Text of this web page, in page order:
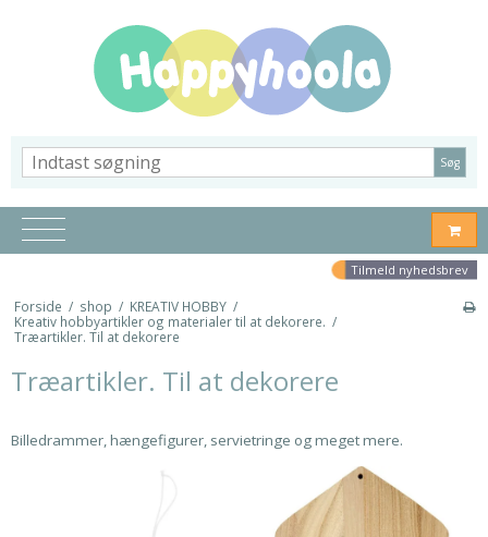
Søg
Tilmeld nyhedsbrev
Forside / shop / KREATIV HOBBY /
Kreativ hobbyartikler og materialer til at dekorere. /
Træartikler. Til at dekorere
Træartikler. Til at dekorere
Billedrammer, hængefigurer, servietringe og meget mere.